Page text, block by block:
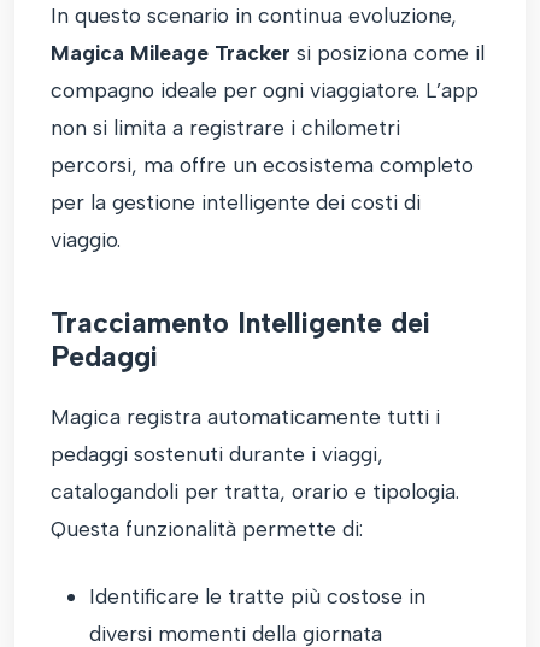
In questo scenario in continua evoluzione,
Magica Mileage Tracker si posiziona come il
compagno ideale per ogni viaggiatore. L’app
non si limita a registrare i chilometri
percorsi, ma offre un ecosistema completo
per la gestione intelligente dei costi di
viaggio.
Tracciamento Intelligente dei
Pedaggi
Magica registra automaticamente tutti i
pedaggi sostenuti durante i viaggi,
catalogandoli per tratta, orario e tipologia.
Questa funzionalità permette di:
Identificare le tratte più costose in
diversi momenti della giornata